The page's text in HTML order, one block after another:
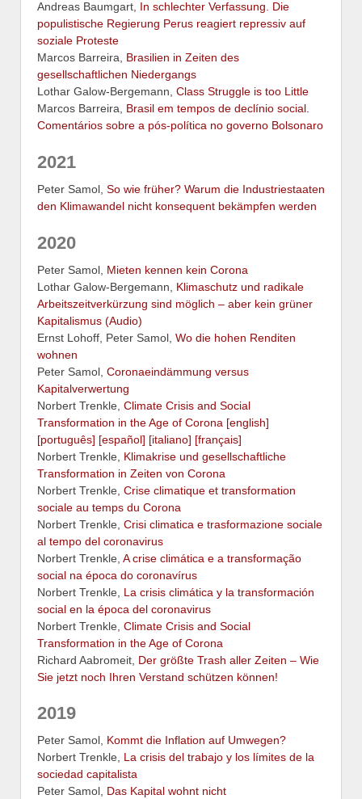
Andreas Baumgart, In schlechter Verfassung. Die
populistische Regierung Perus reagiert repressiv auf
soziale Proteste
Marcos Barreira, Brasilien in Zeiten des
gesellschaftlichen Niedergangs
Lothar Galow-Bergemann, Class Struggle is too Little
Marcos Barreira, Brasil em tempos de declínio social.
Comentários sobre a pós-política no governo Bolsonaro
2021
Peter Samol, So wie früher? Warum die Industriestaaten
den Klimawandel nicht konsequent bekämpfen werden
2020
Peter Samol, Mieten kennen kein Corona
Lothar Galow-Bergemann, Klimaschutz und radikale
Arbeitszeitverkürzung sind möglich – aber kein grüner
Kapitalismus (Audio)
Ernst Lohoff, Peter Samol, Wo die hohen Renditen
wohnen
Peter Samol, Coronaeindämmung versus
Kapitalverwertung
Norbert Trenkle, Climate Crisis and Social
Transformation in the Age of Corona [english]
[português] [español] [italiano] [français]
Norbert Trenkle, Klimakrise und gesellschaftliche
Transformation in Zeiten von Corona
Norbert Trenkle, Crise climatique et transformation
sociale au temps du Corona
Norbert Trenkle, Crisi climatica e trasformazione sociale
al tempo del coronavirus
Norbert Trenkle, A crise climática e a transformação
social na época do coronavírus
Norbert Trenkle, La crisis climática y la transformación
social en la época del coronavirus
Norbert Trenkle, Climate Crisis and Social
Transformation in the Age of Corona
Richard Aabromeit, Der größte Trash aller Zeiten – Wie
Sie jetzt noch Ihren Verstand schützen können!
2019
Peter Samol, Kommt die Inflation auf Umwegen?
Norbert Trenkle, La crisis del trabajo y los límites de la
sociedad capitalista
Peter Samol, Das Kapital wohnt nicht